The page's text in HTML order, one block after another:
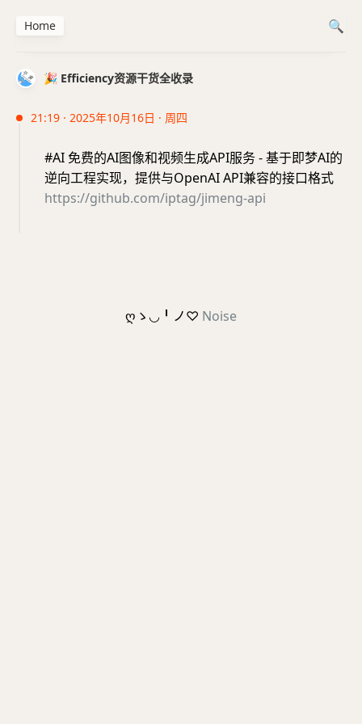
🎉 Efficiency资源干货全收录
21:19 · 2025年10月16日 · 周四
#AI 免费的AI图像和视频生成API服务 - 基于即梦AI的
逆向工程实现，提供与OpenAI API兼容的接口格式
https://github.com/iptag/jimeng-api
Home
ღゝ◡╹ノ♡ Noise